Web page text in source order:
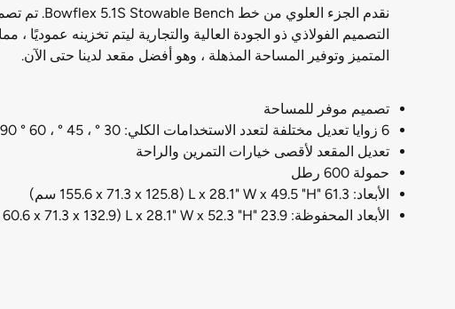
المتميز وتوفير المساحة المذهلة ، وهو أفضل مقعد لدينا حتى الآن.
تصميم موفر للمساحة
6 زوايا تعديل مختلفة لتعدد الاستخدامات الكلي: 30 ° ، 45 ° ، 60 ° 90 ° ، مسطحة ومتدنية (-20 °)
تعديل المقعد لأقصى خيارات التمرين والراحة
حمولة 600 رطل
الأبعاد: 61.3 "L x 28.1" W x 49.5 "H (155.6 x 71.3 x 125.8 سم)
الأبعاد المحفوظة: 23.9 "L x 28.1" W x 52.3 "H (60.6 x 71.3 x 132.9 سم)